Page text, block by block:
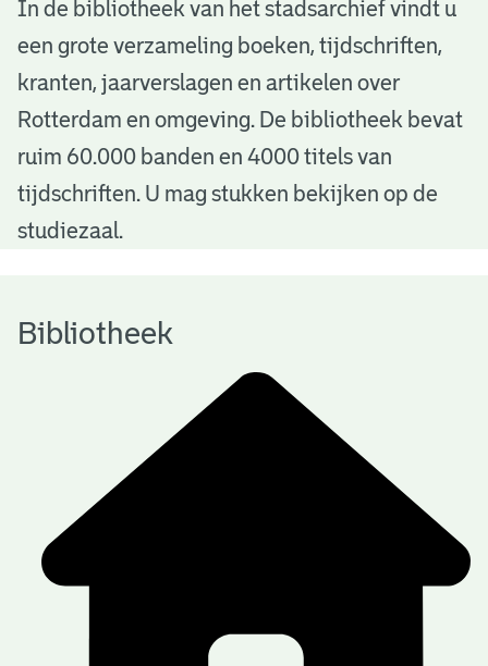
B
b
o
h
In de bibliotheek van het stadsarchief vindt u
een grote verzameling boeken, tijdschriften,
kranten, jaarverslagen en artikelen over
Rotterdam en omgeving. De bibliotheek bevat
ruim 60.000 banden en 4000 titels van
tijdschriften. U mag stukken bekijken op de
studiezaal.
Bibliotheek